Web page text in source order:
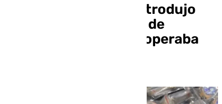
Cae una trama que introdujo
casi 2.000 toneladas de
falsificaciones y que operaba